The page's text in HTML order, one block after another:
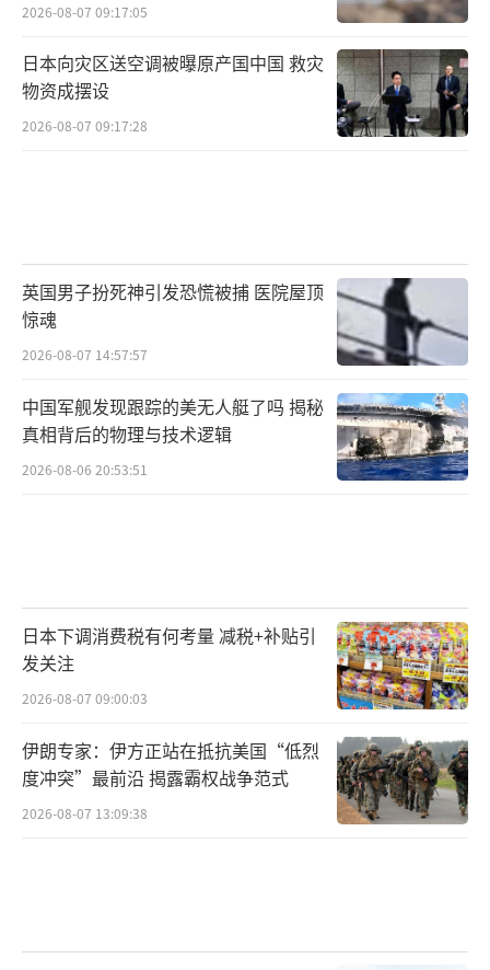
2026-08-07 09:17:05
日本向灾区送空调被曝原产国中国 救灾
物资成摆设
2026-08-07 09:17:28
英国男子扮死神引发恐慌被捕 医院屋顶
惊魂
2026-08-07 14:57:57
中国军舰发现跟踪的美无人艇了吗 揭秘
真相背后的物理与技术逻辑
2026-08-06 20:53:51
日本下调消费税有何考量 减税+补贴引
发关注
2026-08-07 09:00:03
伊朗专家：伊方正站在抵抗美国“低烈
度冲突”最前沿 揭露霸权战争范式
2026-08-07 13:09:38